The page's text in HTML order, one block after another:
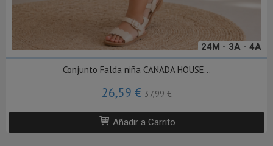
24M - 3A - 4A
Conjunto Falda niña CANADA HOUSE...
26,59 €37,99 €
Añadir a Carrito